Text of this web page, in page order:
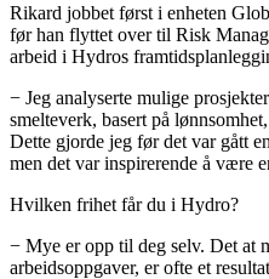
Rikard jobbet først i enheten
før han flyttet over til Risk
arbeid i Hydros
− Jeg analyserte mulige
smelteverk, basert på
Dette gjorde jeg før det var gått
men det var inspirerende å være
Hvilken frihet får du i Hydro?
− Mye er opp til deg selv. Det at
arbeidsoppgaver, er ofte et